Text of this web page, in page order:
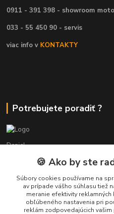
0911 - 391 398 - showroom
033 - 55 450 90 - servis
viac info v KONTAKTY
Potrebujete poradiť ?
Daniel
+421 911 391 398
(Po-Pia, 8.30-17.00 hod.)
predaj@atv-shop.sk
🍪 Ako by ste
Súbory cookies používame na
av prípade vášho súhlasu tiež
meranie efektivity reklamných
obľúbeného nastavenia pri
reklám zodpovedajúcich